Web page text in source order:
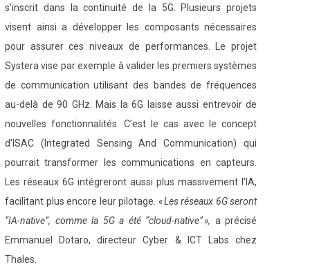
s’inscrit dans la continuité de la 5G. Plusieurs projets
visent ainsi a développer les composants nécessaires
pour assurer ces niveaux de performances. Le projet
Systera vise par exemple à valider les premiers systèmes
de communication utilisant des bandes de fréquences
au-delà de 90 GHz. Mais la 6G laisse aussi entrevoir de
nouvelles fonctionnalités. C’est le cas avec le concept
d’ISAC (Integrated Sensing And Communication) qui
pourrait transformer les communications en capteurs.
Les réseaux 6G intégreront aussi plus massivement l’IA,
facilitant plus encore leur pilotage. « Les réseaux 6G seront
“IA-native”, comme la 5G a été “cloud-native” », a précisé
Emmanuel Dotaro, directeur Cyber & ICT Labs chez
Thales.